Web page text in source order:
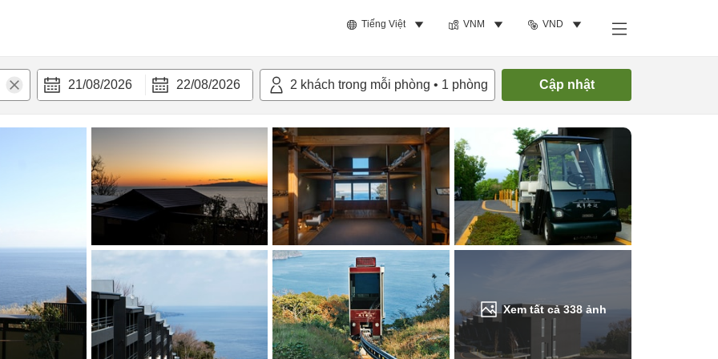
Tiếng Việt VNM VND
21/08/2026 22/08/2026 2 khách trong mỗi phòng • 1 phòng Cập nhật
Xem tất cả338 ảnh
bật Tiện nghi Tìm phòng trống